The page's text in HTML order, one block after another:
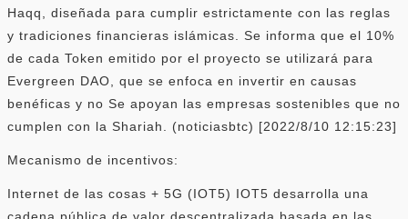
Haqq, diseñada para cumplir estrictamente con las reglas
y tradiciones financieras islámicas. Se informa que el 10%
de cada Token emitido por el proyecto se utilizará para
Evergreen DAO, que se enfoca en invertir en causas
benéficas y no Se apoyan las empresas sostenibles que no
cumplen con la Shariah. (noticiasbtc) [2022/8/10 12:15:23]
Mecanismo de incentivos:
Internet de las cosas + 5G (IOT5) IOT5 desarrolla una